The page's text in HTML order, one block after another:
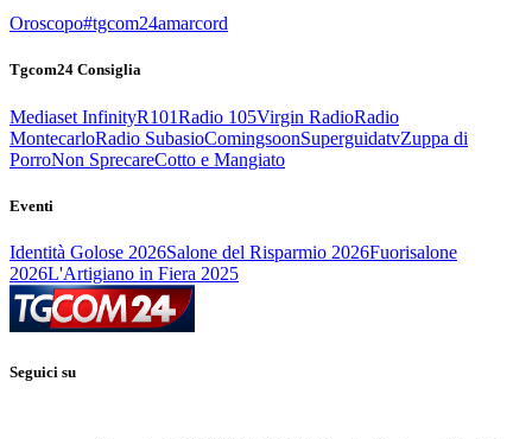
Oroscopo#tgcom24amarcord
Tgcom24 Consiglia
Mediaset InfinityR101Radio 105Virgin RadioRadio
MontecarloRadio SubasioComingsoonSuperguidatvZuppa di
PorroNon SprecareCotto e Mangiato
Eventi
Identità Golose 2026Salone del Risparmio 2026Fuorisalone
2026L'Artigiano in Fiera 2025
Seguici su